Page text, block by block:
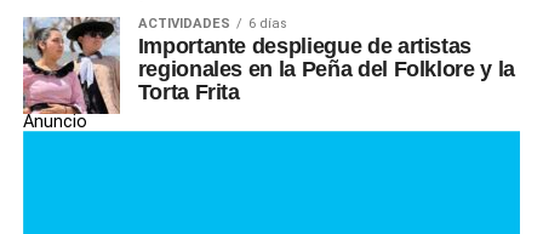
ACTIVIDADES 6 días
Importante despliegue de artistas
regionales en la Peña del Folklore y la
Torta Frita
Anuncio